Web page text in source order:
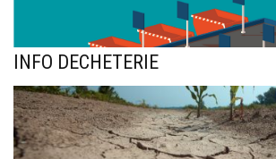
INFO DECHETERIE